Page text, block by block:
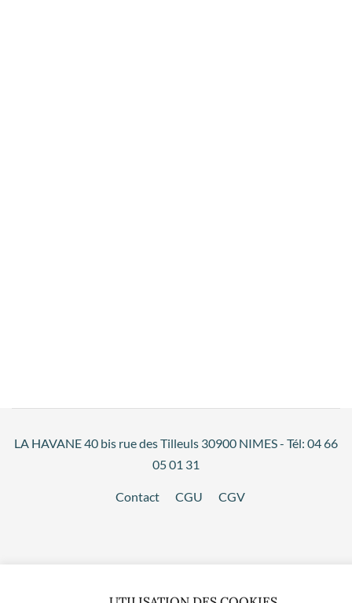
LA HAVANE 40 bis rue des Tilleuls 30900 NIMES - Tél: 04 66
05 01 31
Contact CGU CGV